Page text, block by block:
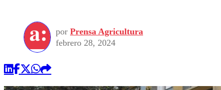
Seleccion Chilena
Torneo Internacional
Universidad de Chile
Economía
Internacional
Sustentabilidad
Publicaciones en medios
Opinión
por Prensa Agricultura
febrero 28, 2024